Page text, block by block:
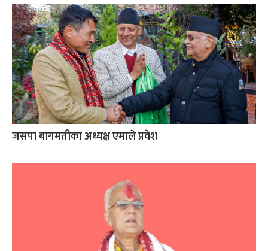
जसपा बागमतीका अध्यक्ष एमाले प्रवेश